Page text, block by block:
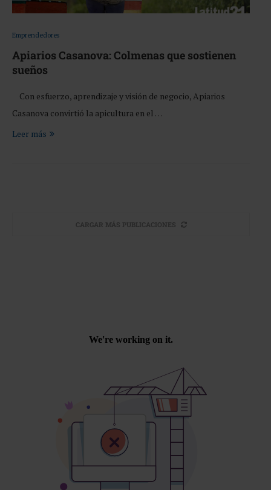
Emprendedores
Apiarios Casanova: Colmenas que sostienen
sueños
Con esfuerzo, aprendizaje y visión de negocio, Apiarios
Casanova convirtió la apicultura en el …
Leer más
CARGAR MÁS PUBLICACIONES